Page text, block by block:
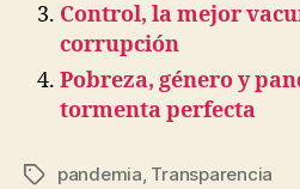
Control, la mejor
corrupción
Pobreza, género y
tormenta perfecta
Etiquetas
pandemia, Transparencia